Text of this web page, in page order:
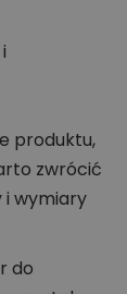
produktu,
zwrócić
i wymiary
do